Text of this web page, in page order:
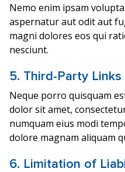
Nemo enim ipsam
aspernatur aut odit aut
magni dolores eos qui
nesciunt.
5. Third-Party Links
Neque porro quisquam
dolor sit amet,
numquam eius modi
dolore magnam aliquam
6. Limitation of